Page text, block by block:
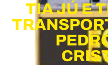
TIA JÚ E